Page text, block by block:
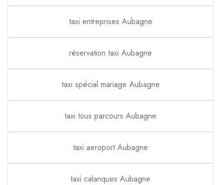
taxi entreprises Aubagne
réservation taxi Aubagne
taxi spécial mariage Aubagne
taxi tous parcours Aubagne
taxi aeroport Aubagne
taxi calanques Aubagne